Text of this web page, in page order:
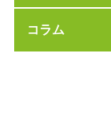
コラム